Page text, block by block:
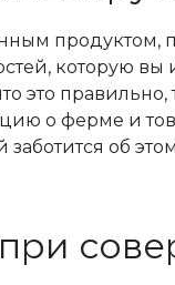
которую
это
о ферме и
об